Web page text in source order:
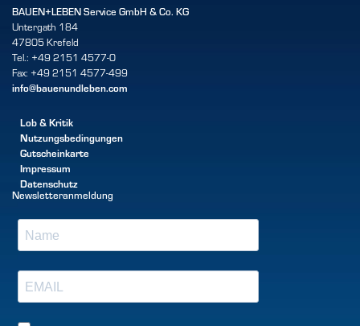
BAUEN+LEBEN Service GmbH & Co. KG
Untergath 184
47805 Krefeld
Tel.: +49 2151 4577-0
Fax: +49 2151 4577-499
info@bauenundleben.com
Lob & Kritik
Nutzungsbedingungen
Gutscheinkarte
Impressum
Datenschutz
Newsletteranmeldung